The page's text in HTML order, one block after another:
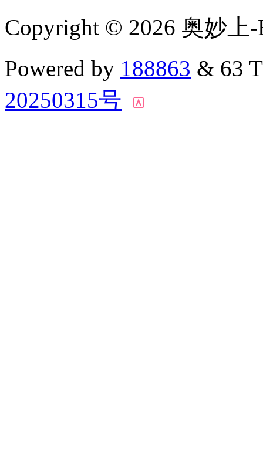
Copyright © 2026 奥妙上
Powered by 188863 & 63
20250315号